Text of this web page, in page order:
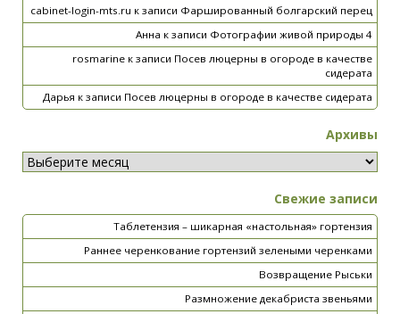
cabinet-login-mts.ru к записи Фаршированный болгарский перец
Анна к записи Фотографии живой природы 4
rosmarine к записи Посев люцерны в огороде в качестве
сидерата
Дарья к записи Посев люцерны в огороде в качестве сидерата
Архивы
Свежие записи
Таблетензия – шикарная «настольная» гортензия
Раннее черенкование гортензий зелеными черенками
Возвращение Рыськи
Размножение декабриста звеньями